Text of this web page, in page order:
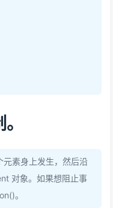
元素身上发生，然后沿
对象。如果想阻止事
。